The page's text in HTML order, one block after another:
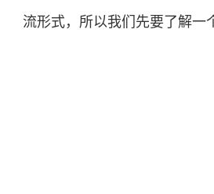
流形式，所以我们先要了解一